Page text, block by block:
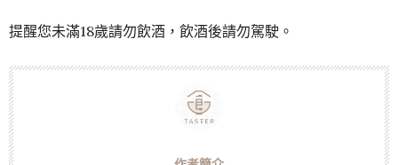
提醒您未滿18歲請勿飲酒，飲酒後請勿駕駛。